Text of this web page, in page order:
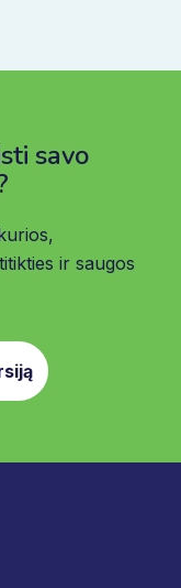
savo
ir saugos